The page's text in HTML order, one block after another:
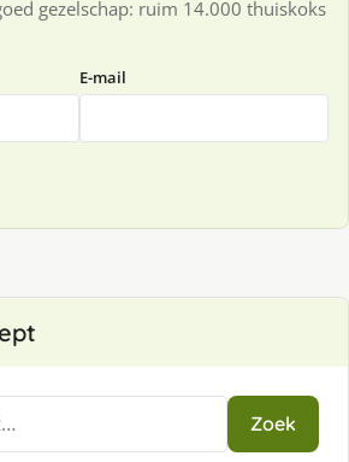
gezelschap: ruim 14.000 thuiskoks
E-mail
Zoek